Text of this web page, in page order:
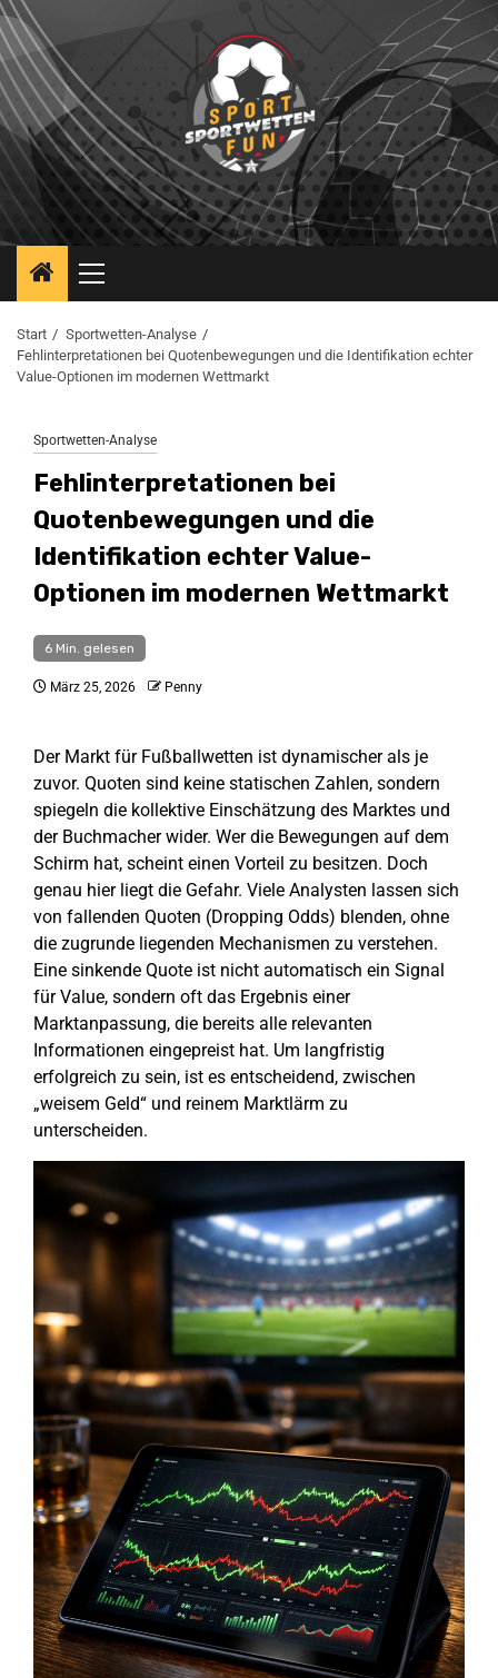
Start
Sportwetten-Analyse
Fehlinterpretationen bei Quotenbewegungen und die Identifikation echter
Value-Optionen im modernen Wettmarkt
Sportwetten-Analyse
Fehlinterpretationen bei
Quotenbewegungen und die
Identifikation echter Value-
Optionen im modernen Wettmarkt
6 Min. gelesen
März 25, 2026 Penny
Der Markt für Fußballwetten ist dynamischer als je
zuvor. Quoten sind keine statischen Zahlen, sondern
spiegeln die kollektive Einschätzung des Marktes und
der Buchmacher wider. Wer die Bewegungen auf dem
Schirm hat, scheint einen Vorteil zu besitzen. Doch
genau hier liegt die Gefahr. Viele Analysten lassen sich
von fallenden Quoten (Dropping Odds) blenden, ohne
die zugrunde liegenden Mechanismen zu verstehen.
Eine sinkende Quote ist nicht automatisch ein Signal
für Value, sondern oft das Ergebnis einer
Marktanpassung, die bereits alle relevanten
Informationen eingepreist hat. Um langfristig
erfolgreich zu sein, ist es entscheidend, zwischen
„weisem Geld“ und reinem Marktlärm zu
unterscheiden.